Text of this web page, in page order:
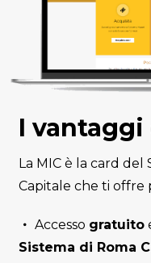
I vantaggi
La MIC è la card del
Capitale che ti offre
Accesso gratuito
Sistema di Roma